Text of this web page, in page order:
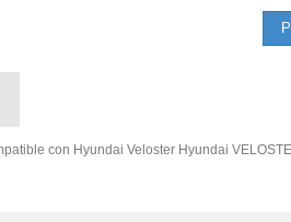
con Hyundai Veloster Hyundai